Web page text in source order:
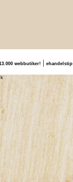
webbutiker!|
trojerudsalgdk